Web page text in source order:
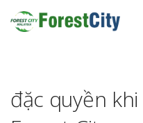
đặc quyền